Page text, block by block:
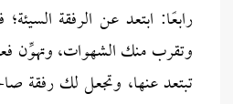
رابعًا: ابتعد عن الرفقة
وتقرب منك الشهوات، وتهوِّن
تبتعد عنها، وتجعل لك رفقة